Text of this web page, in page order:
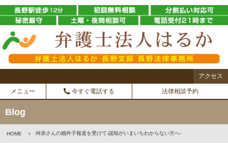
アクセス
メニュー 今すぐ電話する 法律相談予約
Blog
HOME 舛添さんの婚外子報道を受けて-認知がいまいちわからない方へ-